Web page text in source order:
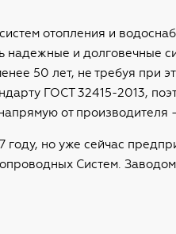
отопления и
надежные и долговечные
50 лет, не требуя при
ГОСТ 32415-2013,
от
но уже сейчас
Систем.